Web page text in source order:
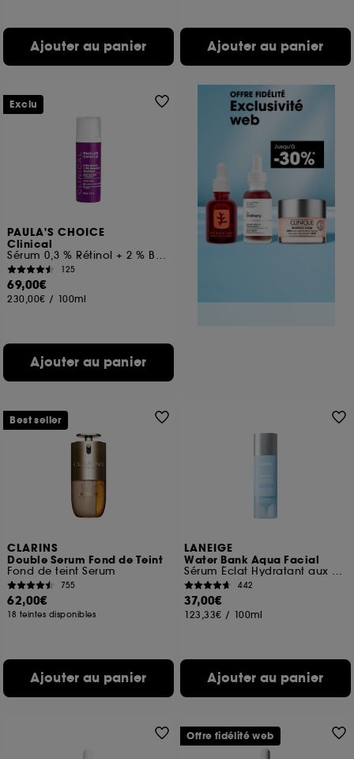
Ajouter au panier Ajouter au panier
PAULA'S CHOICE
Clinical
Sérum 0,3 % Rétinol + 2 % Bakuchiol
125
69,00€
230,00€ / 100ml
Ajouter au panier
Exclu
CLARINS
Double Serum Fond de Teint
Fond de teint Serum
755
62,00€
18 teintes disponibles
Ajouter au panier
Best seller
LANEIGE
Water Bank Aqua Facial
Sérum Éclat Hydratant aux AHA/BHA
442
37,00€
123,33€ / 100ml
Ajouter au panier
Offre fidélité web